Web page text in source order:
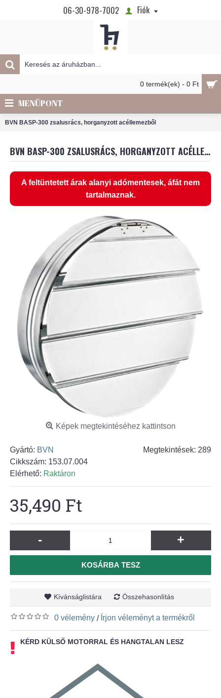
06-30-978-7002 Fiók
0 termék(ek) - 0 Ft
MENÜPONT
BVN BASP-300 zsalusrács, horganyzott acéllemezből
BVN BASP-300 ZSALUSRÁCS, HORGANYZOTT ACÉLLEMEZBŐL
A feltüntetett árak alanyi adómentesek, áfát nem
tartalmaznak.
Képek megtekintéséhez kattintson
Megtekintések: 289
Gyártó: BVN
Cikkszám: 153.07.004
Elérhető: Raktáron
35,490 Ft
- +
KOSÁRBA TESZ
Kívánságlistára Összehasonlítás
0 vélemény / Írjon véleményt a termékről
KÉRD KÜLSŐ MOTORRAL ÉS HANGTALAN LESZ